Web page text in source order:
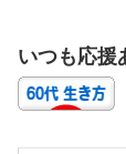
いつも応援